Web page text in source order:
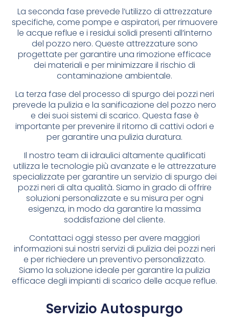
La seconda fase prevede l’utilizzo di attrezzature
specifiche, come pompe e aspiratori, per rimuovere
le acque reflue e i residui solidi presenti all’interno
del pozzo nero. Queste attrezzature sono
progettate per garantire una rimozione efficace
dei materiali e per minimizzare il rischio di
contaminazione ambientale.
La terza fase del processo di spurgo dei pozzi neri
prevede la pulizia e la sanificazione del pozzo nero
e dei suoi sistemi di scarico. Questa fase è
importante per prevenire il ritorno di cattivi odori e
per garantire una pulizia duratura.
Il nostro team di idraulici altamente qualificati
utilizza le tecnologie più avanzate e le attrezzature
specializzate per garantire un servizio di spurgo dei
pozzi neri di alta qualità. Siamo in grado di offrire
soluzioni personalizzate e su misura per ogni
esigenza, in modo da garantire la massima
soddisfazione del cliente.
Contattaci oggi stesso per avere maggiori
informazioni sui nostri servizi di pulizia dei pozzi neri
e per richiedere un preventivo personalizzato.
Siamo la soluzione ideale per garantire la pulizia
efficace degli impianti di scarico delle acque reflue.
Servizio Autospurgo